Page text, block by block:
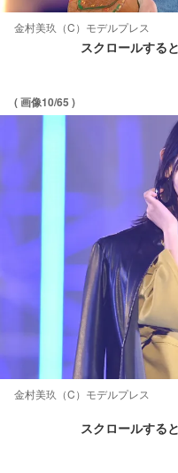
金村美玖（C）モデルプレス
スクロールする
( 画像10/65 )
金村美玖（C）モデルプレス
スクロールする